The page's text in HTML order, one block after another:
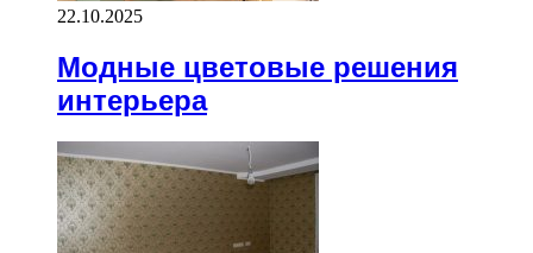
22.10.2025
Модные цветовые решения
интерьера